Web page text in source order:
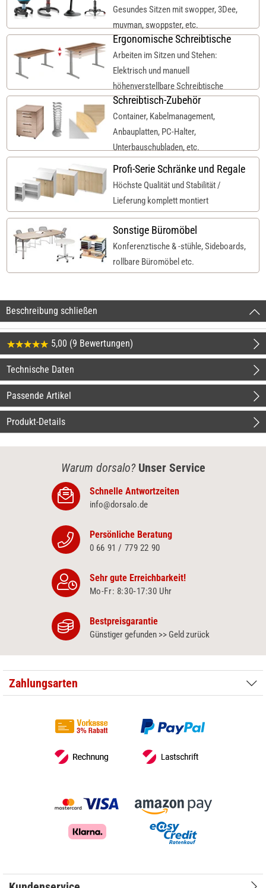
Gesundes Sitzen mit swopper, 3Dee,
muvman, swoppster, etc.
Ergonomische Schreibtische
Arbeiten im Sitzen und Stehen:
Elektrisch und manuell
höhenverstellbare Schreibtische
Schreibtisch-Zubehör
Container, Kabelmanagement,
Anbauplatten, PC-Halter,
Unterbauschubladen, etc.
Profi-Serie Schränke und Regale
Höchste Qualität und Stabilität /
Lieferung komplett montiert
Sonstige Büromöbel
Konferenztische & -stühle, Sideboards,
rollbare Büromöbel etc.
Beschreibung schließen
5,00 (9 Bewertungen)
Technische Daten
Passende Artikel
Produkt-Details
Warum dorsalo? Unser Service
Schnelle Antwortzeiten
info@dorsalo.de
Persönliche Beratung
0 66 91 / 779 22 90
Sehr gute Erreichbarkeit!
Mo-Fr: 8:30‑17:30 Uhr
Bestpreisgarantie
Günstiger gefunden >> Geld zurück
Zahlungsarten